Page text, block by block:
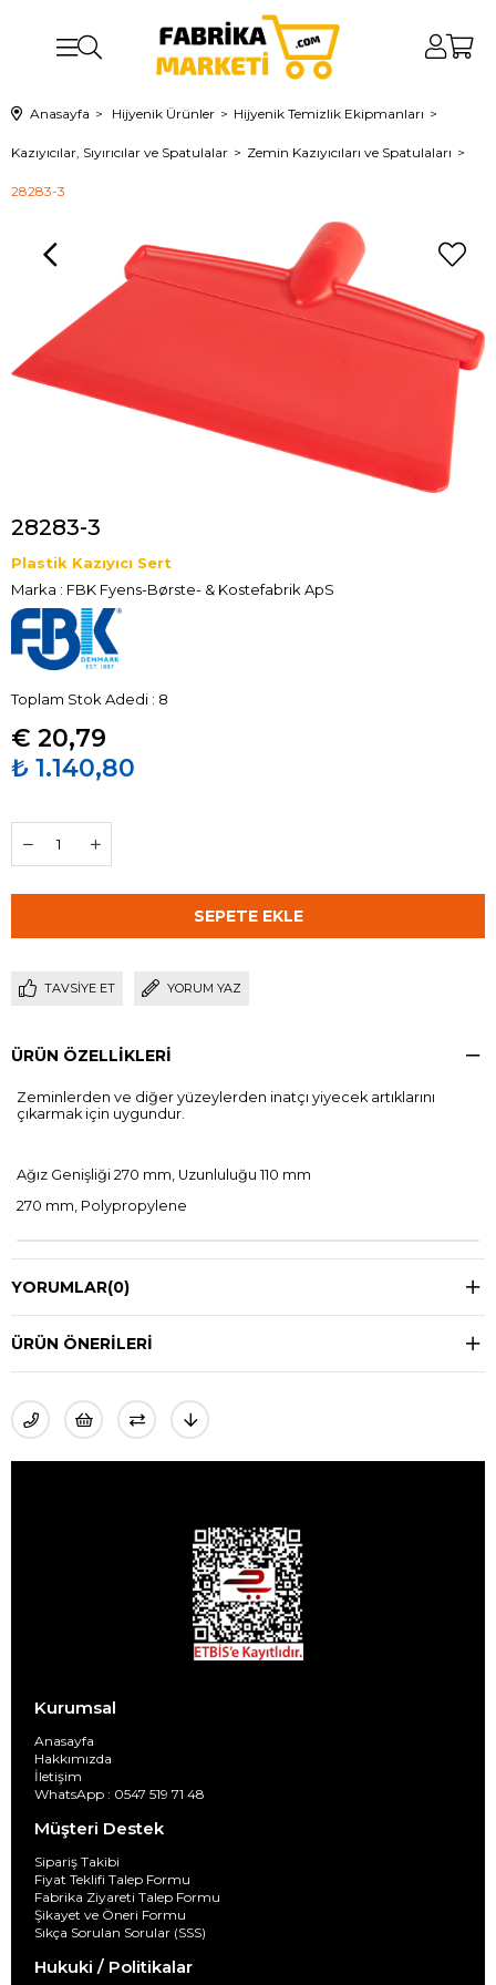
Anasayfa Hijyenik Ürünler Hijyenik Temizlik Ekipmanları
Kazıyıcılar, Sıyırıcılar ve Spatulalar Zemin Kazıyıcıları ve Spatulaları
28283-3
28283-3
Plastik Kazıyıcı Sert
Marka : FBK Fyens-Børste- & Kostefabrik ApS
Toplam Stok Adedi : 8
€ 20,79
₺ 1.140,80
TAVSIYE ET YORUM YAZ
ÜRÜN ÖZELLIKLERI
Zeminlerden ve diğer yüzeylerden inatçı yiyecek artıklarını
çıkarmak için uygundur.
Ağız Genişliği 270 mm, Uzunluluğu 110 mm
270 mm, Polypropylene
YORUMLAR(0)
ÜRÜN ÖNERILERI
Kurumsal
Anasayfa
Hakkımızda
İletişim
WhatsApp : 0547 519 71 48
Müşteri Destek
Sipariş Takibi
Fiyat Teklifi Talep Formu
Fabrika Ziyareti Talep Formu
Şikayet ve Öneri Formu
Sıkça Sorulan Sorular (SSS)
Hukuki / Politikalar